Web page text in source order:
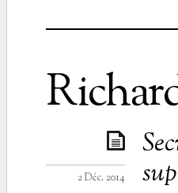
2 Déc. 2014